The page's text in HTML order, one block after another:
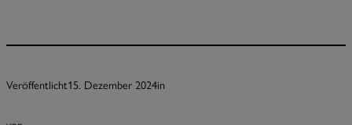
Veröffentlicht15. Dezember 2024in